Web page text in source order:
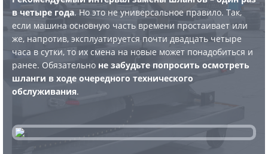
в четыре года. Но это не универсальное правило. Так,
если машина основную часть времени простаивает или
же, напротив, эксплуатируется почти двадцать четыре
часа в сутки, то их смена на новые может понадобиться и
ранее. Обязательно не забудьте попросить осмотреть
шланги в ходе очередного технического
обслуживания.